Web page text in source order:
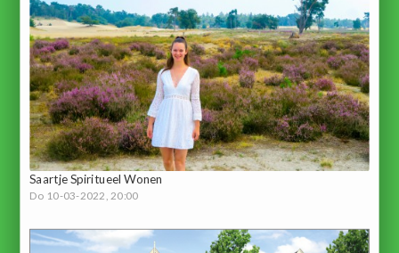
Saartje Spiritueel Wonen
Do 10-03-2022, 20:00